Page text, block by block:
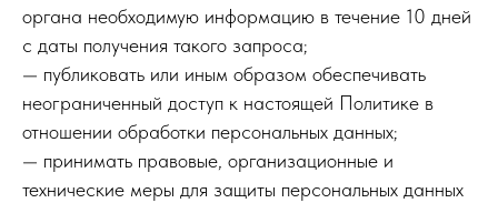
органа необходимую информацию в течение 10 дней
с даты получения такого запроса;
— публиковать или иным образом обеспечивать
неограниченный доступ к настоящей Политике в
отношении обработки персональных данных;
— принимать правовые, организационные и
технические меры для защиты персональных данных